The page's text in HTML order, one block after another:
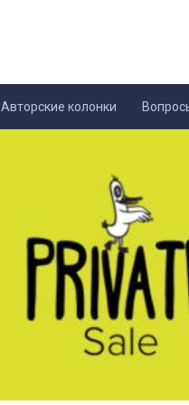
Авторские колонки